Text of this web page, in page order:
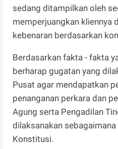
sedang ditampilkan oleh
memperjuangkan kliennya
kebenaran berdasarkan
Berdasarkan fakta - fakta
berharap gugatan yang
Pusat agar mendapatkan
penanganan perkara dan
Agung serta Pengadilan
dilaksanakan
Konstitusi.